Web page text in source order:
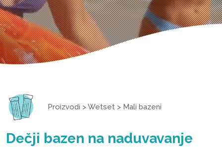
Proizvodi >Wetset > Mali bazeni
Dečji bazen na naduvavanje